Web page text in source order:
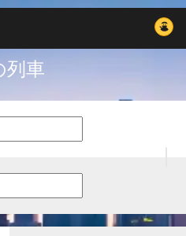
列車